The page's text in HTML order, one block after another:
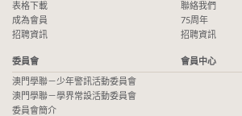
表格下載
成為會員
招聘資訊
聯絡我們
75周年
招聘資訊
委員會
澳門學聯－少年警訊活動委員會
澳門學聯－學界常設活動委員會
委員會簡介
會員中心